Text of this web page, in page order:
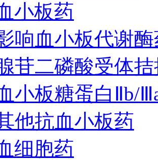
小板药
响血小板代谢
苷二磷酸受体
小板糖蛋白Ⅱb/
他抗血小板药
细胞药